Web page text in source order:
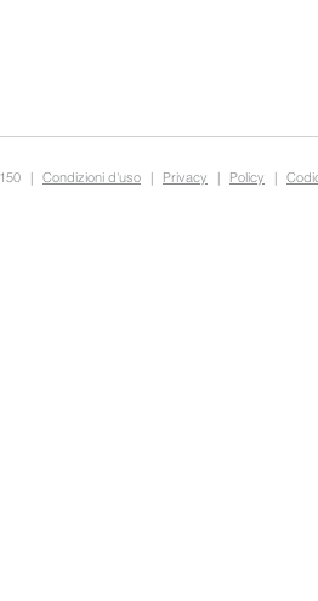
| Condizioni d'uso | Privacy | Policy |